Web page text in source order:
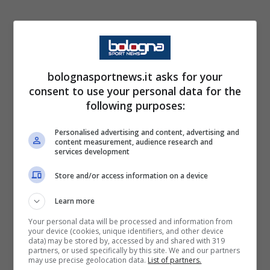
Maggiore rigidità anche per quello che
concerne i cambi. Una volta che il quarto
uomo avrà mostrato i numeri sulla lavagna
luminosa, il calciatore sostituito dovrà
lasciare il terreno di gioco entro dieci
questo limite non verrà rispettato, il giocatore
subentrante non potrà entrare nell’immediato
sul terreno di gioco, ma solamente alla prima
interruzione dopo un minuto.
Nel mirino della Fifa sono finite poi anche le
perdite di tempo per infortunio. Per limitare
bolognasportnews.it asks for your
consent to use your personal data for the
following purposes:
Personalised advertising and content, advertising and
content measurement, audience research and
services development
Store and/or access information on a device
Learn more
Your personal data will be processed and information from
your device (cookies, unique identifiers, and other device
data) may be stored by, accessed by and shared with 319
partners, or used specifically by this site. We and our partners
may use precise geolocation data. List of partners.